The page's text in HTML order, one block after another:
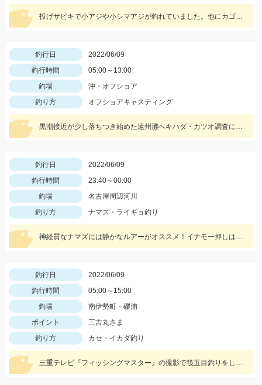
投げサビキで小アジや小シマアジが釣れていました。他にカゴ釣りでメジナ、投げ釣りでカワハギが釣れていました。
釣行日
2022/06/09
釣行時間
05:00～13:00
釣場
沖・オフショア
釣り方
オフショアキャスティング
黒潮接近が少し落ちつき始めた遠州灘へキハダ・カツオ調査に行ってきました。シラス喰いで難しい状況でしたが、必殺のクリアカラーで何とかカツオをゲットできました。
釣行日
2022/06/09
釣行時間
23:40～00:00
釣場
名古屋周辺河川
釣り方
ナマズ・ライギョ釣り
神経質なナマズには静かなルアーがオススメ！イナモ一押しはナジーバグ！
釣行日
2022/06/09
釣行時間
05:00～15:00
釣場
南伊勢町・礫浦
ポイント
三吉丸さま
釣り方
カセ・イカダ釣り
三重テレビ『フィッシングマスター』の撮影で筏五目釣りをしました‼6/2423時からの放送をお見逃しなく‼